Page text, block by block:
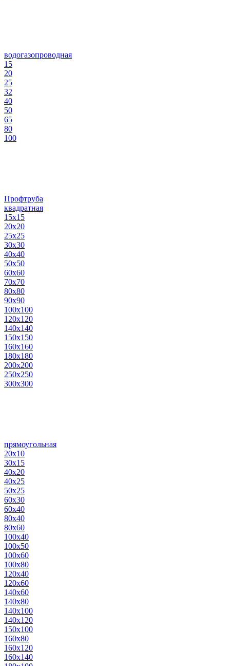
водогазопроводная
15
20
25
32
40
50
65
80
100
Профтруба
квадратная
15х15
20х20
25х25
30х30
40х40
50х50
60х60
70х70
80х80
90х90
100х100
120х120
140х140
150х150
160х160
180х180
200х200
250х250
300х300
прямоугольная
20х10
30х15
40х20
40х25
50х25
60х30
60х40
80х40
80х60
100х40
100х50
100х60
100х80
120х40
120х60
140х60
140х80
140х100
140х120
150х100
160х80
160х120
160х140